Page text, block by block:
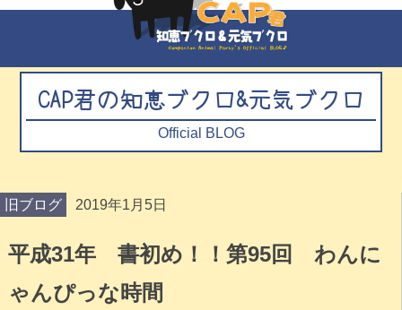
CAP君の知恵ブクロ&元気ブクロ
Official BLOG
旧ブログ 2019年1月5日
平成31年 書初め！！第95回 わんに
ゃんぴっな時間